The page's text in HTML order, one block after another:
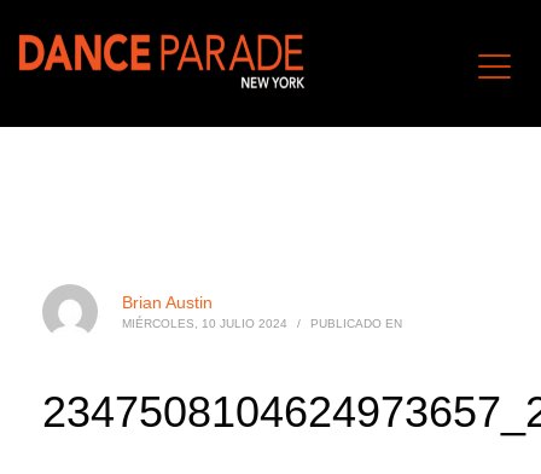
Brian Austin
MIÉRCOLES, 10 JULIO 2024 / PUBLICADO EN